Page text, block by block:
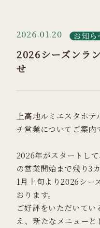
2026.01.20 お知ら
2026シーズンラ
せ
上高地ルミエスタホ
チ営業についてご案内
2026年がスタートし
の営業開始まで残り3
1月上旬より2026シー
おります。
ご好評をいただいて
え、新たなメニューと